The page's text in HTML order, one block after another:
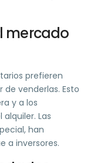
mercado
prefieren
de venderlas. Esto
y a los
Las
han
a inversores.